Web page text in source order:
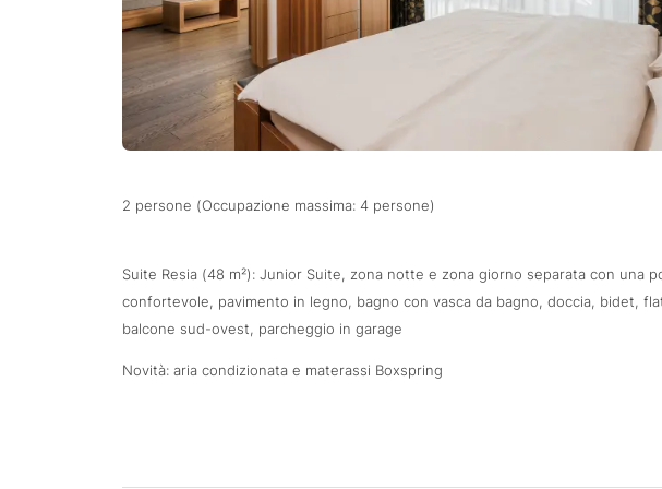
2 persone (Occupazione massima: 4 persone)
Suite Resia (48 m²): Junior Suite, zona notte e zona giorno separata con una
confortevole, pavimento in legno, bagno con vasca da bagno, doccia, bidet,
balcone sud-ovest, parcheggio in garage
Novità: aria condizionata e materassi Boxspring